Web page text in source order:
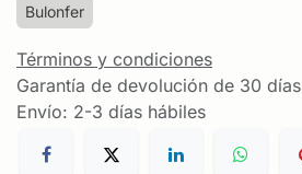
Bulonfer
Términos y condiciones
Garantía de devolución de 30 días
Envío: 2-3 días hábiles